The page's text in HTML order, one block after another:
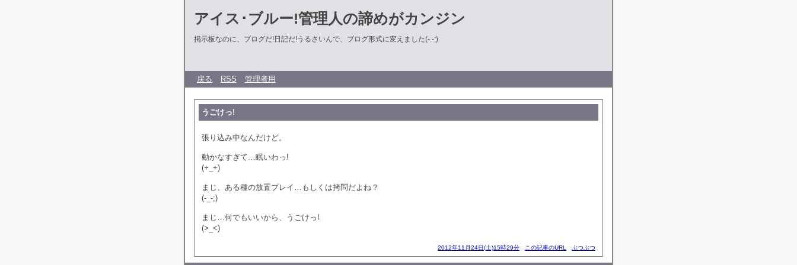
アイス･ブルー!管理人の諦めがカンジン
掲示板なのに、ブログだ!日記だ!うるさいんで、ブログ形式に変えました(-.-;)
戻る RSS 管理者用
うごけっ!
張り込み中なんだけど。
動かなすぎて…眠いわっ!
(+_+)
まじ、ある種の放置プレイ…もしくは拷問だよね？
(-_-;)
まじ…何でもいいから、うごけっ!
(>_<)
2012年11月24日(土)15時29分 この記事のURL ぶつぶつ